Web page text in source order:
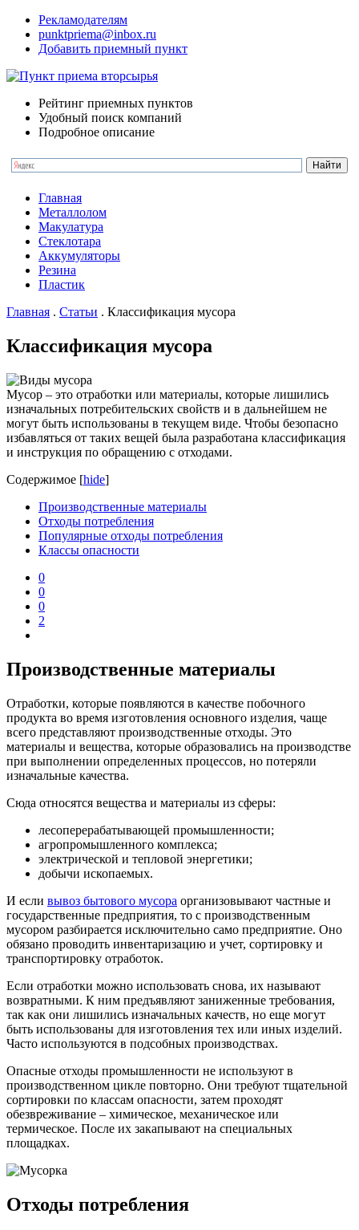
Рекламодателям
punktpriema@inbox.ru
Добавить приемный пункт
Рейтинг приемных пунктов
Удобный поиск компаний
Подробное описание
Главная
Металлолом
Макулатура
Стеклотара
Аккумуляторы
Резина
Пластик
Главная . Статьи . Классификация мусора
Классификация мусора
Мусор – это отработки или материалы, которые лишились
изначальных потребительских свойств и в дальнейшем не
могут быть использованы в текущем виде. Чтобы безопасно
избавляться от таких вещей была разработана классификация
и инструкция по обращению с отходами.
Содержимое [hide]
Производственные материалы
Отходы потребления
Популярные отходы потребления
Классы опасности
0
0
0
2
Производственные материалы
Отработки, которые появляются в качестве побочного
продукта во время изготовления основного изделия, чаще
всего представляют производственные отходы. Это
материалы и вещества, которые образовались на производстве
при выполнении определенных процессов, но потеряли
изначальные качества.
Сюда относятся вещества и материалы из сферы:
лесоперерабатывающей промышленности;
агропромышленного комплекса;
электрической и тепловой энергетики;
добычи ископаемых.
И если вывоз бытового мусора организовывают частные и
государственные предприятия, то с производственным
мусором разбирается исключительно само предприятие. Оно
обязано проводить инвентаризацию и учет, сортировку и
транспортировку отработок.
Если отработки можно использовать снова, их называют
возвратными. К ним предъявляют заниженные требования,
так как они лишились изначальных качеств, но еще могут
быть использованы для изготовления тех или иных изделий.
Часто используются в подсобных производствах.
Опасные отходы промышленности не используют в
производственном цикле повторно. Они требуют тщательной
сортировки по классам опасности, затем проходят
обезвреживание – химическое, механическое или
термическое. После их закапывают на специальных
площадках.
Отходы потребления